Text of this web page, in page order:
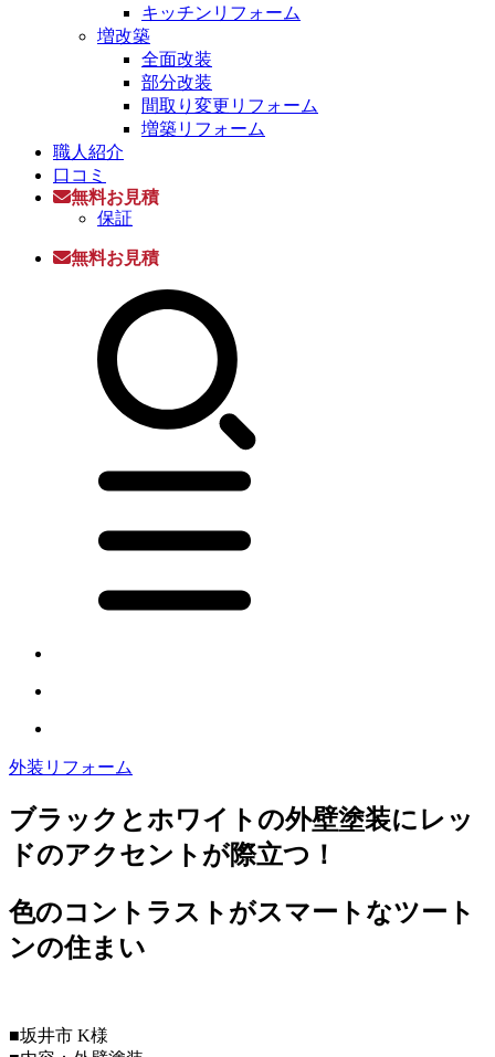
キッチンリフォーム
増改築
全面改装
部分改装
間取り変更リフォーム
増築リフォーム
職人紹介
口コミ
無料お見積
保証
無料お見積
外装リフォーム
ブラックとホワイトの外壁塗装にレッ
ドのアクセントが際立つ！
色のコントラストがスマートなツート
ンの住まい
■坂井市 K様